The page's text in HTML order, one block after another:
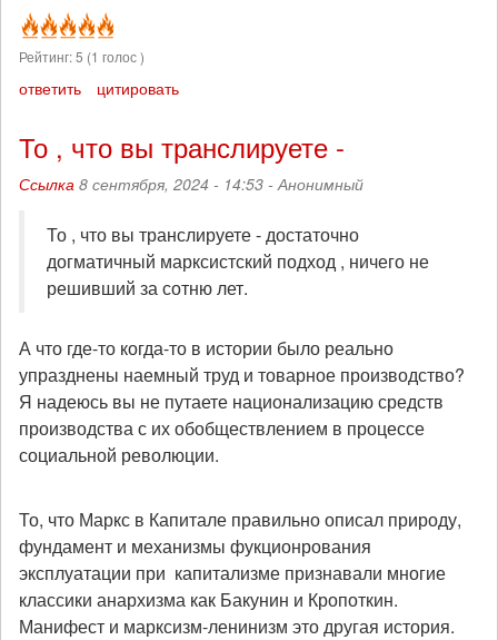
Рейтинг:5 (1 голос )
ответить цитировать
То , что вы транслируете -
Ссылка 8 сентября, 2024 - 14:53 -Анонимный
То , что вы транслируете - достаточно
догматичный марксистский подход , ничего не
решивший за сотню лет.
А что где-то когда-то в истории было реально
упразднены наемный труд и товарное производство?
Я надеюсь вы не путаете национализацию средств
производства с их обобществлением в процессе
социальной революции.
То, что Маркс в Капитале правильно описал природу,
фундамент и механизмы фукционрования
эксплуатации при капитализме признавали многие
классики анархизма как Бакунин и Кропоткин.
Манифест и марксизм-ленинизм это другая история.